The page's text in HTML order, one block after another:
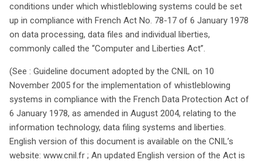
européennes à naviguer entre les exigences américaines
et européennes.
conditions under which whistleblowing systems could be set
up in compliance with French Act No. 78-17 of 6 January 1978
on data processing, data files and individual liberties,
commonly called the “Computer and Liberties Act”.
(See : Guideline document adopted by the CNIL on 10
November 2005 for the implementation of whistleblowing
systems in compliance with the French Data Protection Act of
6 January 1978, as amended in August 2004, relating to the
information technology, data filing systems and liberties.
English version of this document is available on the CNIL’s
website: www.cnil.fr ; An updated English version of the Act is